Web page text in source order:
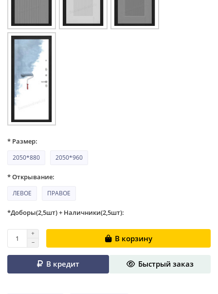
* Размер:
2050*880 2050*960
* Открывание:
ЛЕВОЕ ПРАВОЕ
*Доборы(2,5шт) + Наличники(2,5шт):
В корзину
В кредит Быстрый заказ